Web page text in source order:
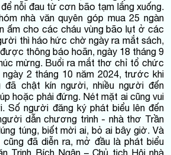
nỗi đau từ cơn bão tạm lắng xuống.
nhà văn quyên góp mua 25 ngàn
ấm cho các cháu vùng bão lụt ở các
thì háo hức chờ ngày ra mắt sách,
thông báo hoãn, ngày 18 tháng 9
mừng. Buổi ra mắt thơ chỉ tổ chức
2 tháng 10 năm 2024, trước khi
chật kín người, nhiều người đến
hoặc phải đứng. Nét mặt ai cũng vui
Số người đăng ký phát biểu lên đến
dẫn chương trình - nhà thơ Trần
túng, biết mời ai, bỏ ai bây giờ. Và
đã diễn ra, mở đầu là phát biểu
Trịnh Bích Ngân – Chủ tịch Hội nhà